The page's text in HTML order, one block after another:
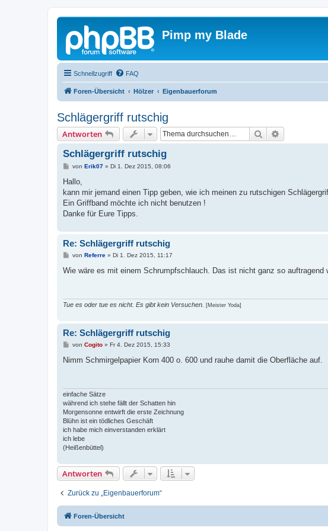
Pimp my Blade
Schnellzugriff FAQ
Foren-Übersicht Hölzer Eigenbauerforum
Schlägergriff rutschig
Antworten Suche
Schlägergriff rutschig
B
i
r
a
von Erik07» Di 1. Dez 2015, 08:06
Hallo,
kann mir jemand einen Tipp geben, wie ich meinen zu rutschigen
Ein Griffband möchte ich nicht benutzen !
Danke für Eure Tipps.
Re: Schlägergriff rutschig
B
i
von Referre» Di 1. Dez 2015, 11:17
Wie wäre es mit einem Schrumpfschlauch. Das ist nicht ganz so
Tue es oder tue es nicht. Es gibt kein Versuchen. [Meister Yoda]
Re: Schlägergriff rutschig
B
i
von Cogito» Fr 4. Dez 2015, 15:33
Nimm Schmirgelpapier Korn 400 o. 600 und rauhe damit die Oberfläche auf.
einfache Sätze
während ich stehe fällt der Schatten hin
Morgensonne entwirft die erste Zeichnung
Blühn ist ein tödliches Geschäft
ich habe mich einverstanden erklärt
ich lebe
(Heißenbüttel)
Antworten
Zurück zu „Eigenbauerforum“
Foren-Übersicht